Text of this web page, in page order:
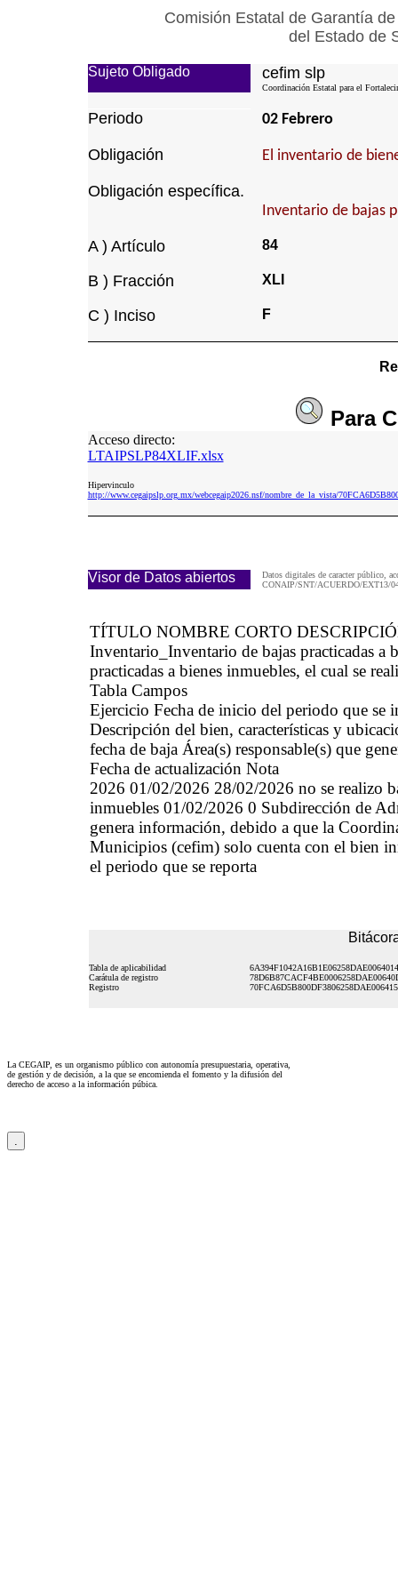
Comisión Estatal de Garantía
del Estado de
Sujeto Obligado cefim slp
Coordinación Estatal para el
Periodo 02 Febrero
Obligación El inventario de
Obligación específica.
Inventario de bajas
A ) Artículo 84
B ) Fracción XLI
C ) Inciso F
Para
Acceso directo:
LTAIPSLP84XLIF.xlsx
Hipervinculo
http://www.cegaipslp.org.mx/webcegaip2026.nsf/nombre_de_la_vista/
Visor de Datos abiertos
Datos digitales de caracter público,
CONAIP/SNT/ACUERDO/EXT13/
TÍTULO NOMBRE CORTO
Inventario_Inventario de bajas practicadas
practicadas a bienes inmuebles, el cual se
Tabla Campos
Ejercicio Fecha de inicio del periodo que se
Descripción del bien, características y
fecha de baja Área(s) responsable(s) que
Fecha de actualización Nota
2026 01/02/2026 28/02/2026 no se realizo
inmuebles 01/02/2026 0 Subdirección de
genera información, debido a que la
Municipios (cefim) solo cuenta con el bien
el periodo que se reporta
Tabla de aplicabilidad
Carátula de registro
Registro
La CEGAIP, es un organismo público con autonomía presupuestaria, operativa,
de gestión y de decisión, a la que se encomienda el fomento y la difusión del
derecho de acceso a la información púbica.